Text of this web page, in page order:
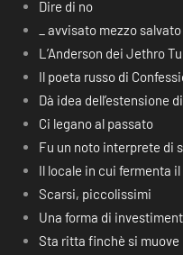
Dire di no
_ avvisato mezzo salvato
L’Anderson dei Jethro
Il poeta russo di
Dà idea dell’estensione
Ci legano al passato
Fu un noto interprete di
Il locale in cui fermenta
Scarsi, piccolissimi
Una forma di
Sta ritta finchè si muove